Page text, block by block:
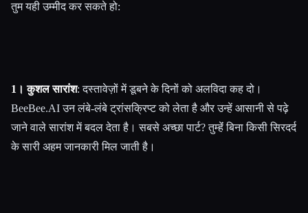
तुम यही उम्मीद कर सकते हो:
1। कुशल सारांश: दस्तावेज़ों में डूबने के दिनों को अलविदा कह दो।
BeeBee.AI उन लंबे-लंबे ट्रांसक्रिप्ट को लेता है और उन्हें आसानी से पढ़े
जाने वाले सारांश में बदल देता है। सबसे अच्छा पार्ट? तुम्हेंं बिना किसी सिरदर्द
के सारी अहम जानकारी मिल जाती है।